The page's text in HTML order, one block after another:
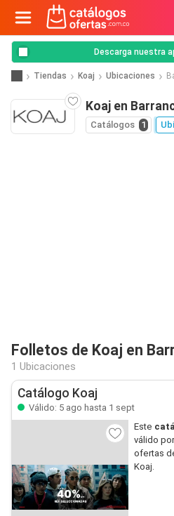
Descarga nuestra
Tiendas Koaj Ubicaciones
Koaj en
Catálogos 1
Folletos de Koaj en
1 Ubicaciones
Catálogo Koaj
Válido: 5 ago hasta 1 sept
Este
válido
ofertas
Koaj.